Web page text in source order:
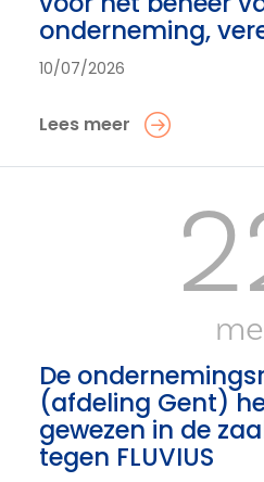
onderneming,
10/07/2026
Lees meer
De
(afdeling Gent)
gewezen in de
tegen FLUVIUS